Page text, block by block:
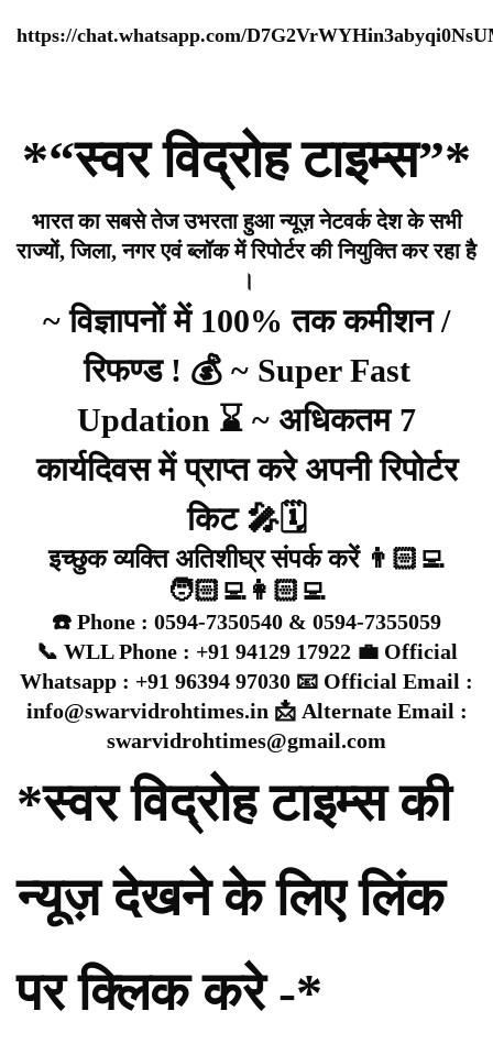
https://chat.whatsapp.com/
*“स्वर विद्रोह टाइम्स”*
भारत का सबसे तेज उभरता हुआ न्यूज़ नेटवर्क देश के सभी
राज्यों, जिला, नगर एवं ब्लॉक में रिपोर्टर की नियुक्ति कर रहा है
।
~ विज्ञापनों में 100% तक कमीशन /
रिफण्ड ! 💰 ~ Super Fast
Updation ⌛ ~ अधिकतम 7
कार्यदिवस में प्राप्त करे अपनी रिपोर्टर
किट 🎤🗓️
इच्छुक व्यक्ति अतिशीघ्र संपर्क करें 👨🏻‍💻
🧑🏻‍💻👩🏻‍💻
☎️ Phone : 0594-7350540 & 0594-7355059
📞 WLL Phone : +91 94129 17922 💼 Official
Whatsapp : +91 96394 97030 📧 Official Email :
info@swarvidrohtimes.in 📩 Alternate Email :
swarvidrohtimes@gmail.com
*स्वर विद्रोह टाइम्स की
न्यूज़ देखने के लिए लिंक
पर क्लिक करे -*